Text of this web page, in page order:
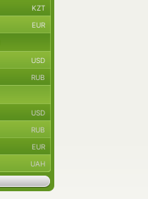
KZT
EUR
USD
RUB
USD
RUB
EUR
UAH